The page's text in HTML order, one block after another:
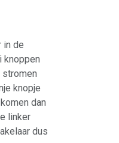
in de
knoppen
stromen
knopje
dan
linker
dus